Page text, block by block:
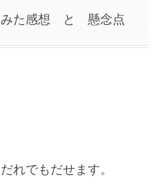
みた感想 と 懸念点
れでもだせます。